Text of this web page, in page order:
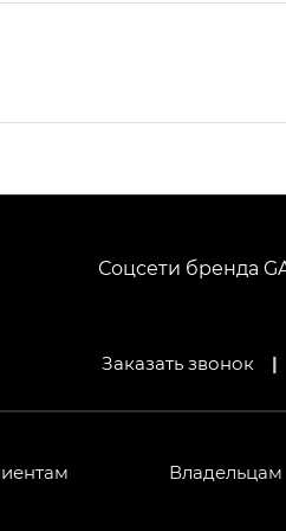
— GX PREMIUM, Джи
— GB AWD, Джи Эль
Соцсети бренда
Заказать звонок |
Владельцам